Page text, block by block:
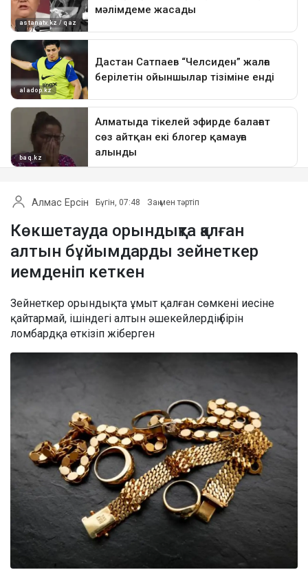
Алмас Ерсін Бүгін, 07:48 Заң мен тәртіп
Көкшетауда орындықта қалған
алтын бұйымдарды зейнеткер
иемденіп кеткен
Зейнеткер орындықта ұмыт қалған сөмкені иесіне
қайтармай, ішіндегі алтын әшекейлердің бірін
ломбардқа өткізіп жіберген